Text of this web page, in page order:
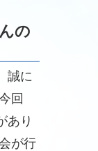
の
誠に
回
あり
が行